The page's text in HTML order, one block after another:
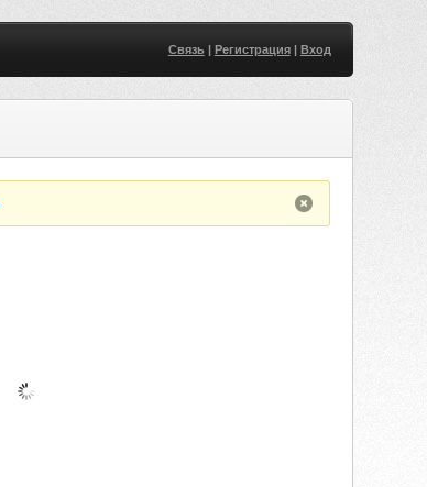
Связь| Регистрация| Вход